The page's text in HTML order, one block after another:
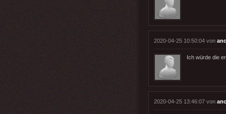
2020-04-25 10:50:04 von
Ich würde die
2020-04-25 13:46:07 von